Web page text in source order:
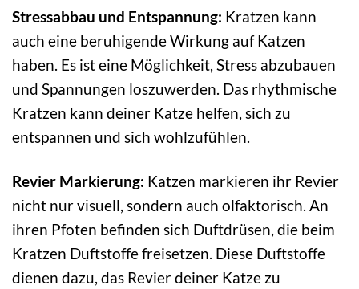
Stressabbau und Entspannung: Kratzen kann
auch eine beruhigende Wirkung auf Katzen
haben. Es ist eine Möglichkeit, Stress abzubauen
und Spannungen loszuwerden. Das rhythmische
Kratzen kann deiner Katze helfen, sich zu
entspannen und sich wohlzufühlen.
Revier Markierung: Katzen markieren ihr Revier
nicht nur visuell, sondern auch olfaktorisch. An
ihren Pfoten befinden sich Duftdrüsen, die beim
Kratzen Duftstoffe freisetzen. Diese Duftstoffe
dienen dazu, das Revier deiner Katze zu